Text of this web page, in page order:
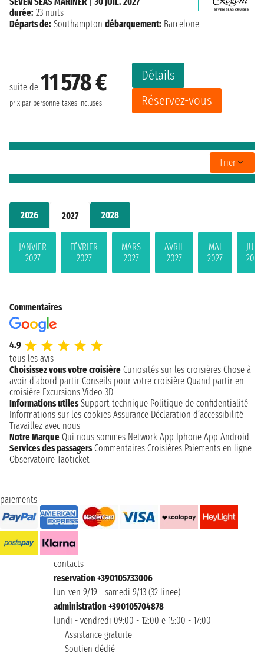
2026 2027 2028
JANVIER
2027
FÉVRIER
2027
MARS
2027
AVRIL
2027
MAI
2027
JUIN
2027
suite de 11 578 €
prix par personne taxes incluses
Détails
Réservez-vous
durée: 23 nuits
Départs de: Southampton débarquement: Barcelone
Trier
Commentaires
4.9
tous les avis
Choisissez vous votre croisière Curiosités sur les croisières Chose à
avoir d’abord partir Conseils pour votre croisière Quand partir en
croisière Excursions Video 3D
Informations utiles Support technique Politique de confidentialité
Informations sur les cookies Assurance Déclaration d’accessibilité
Travaillez avec nous
Notre Marque Qui nous sommes Network App Iphone App Android
Services des passagers Commentaires Croisières Paiements en ligne
Observatoire Taoticket
paiements
contacts
reservation +390105733006
lun-ven 9/19 - samedi 9/13 (32 linee)
administration +390105704878
lundi - vendredi 09:00 - 12:00 e 15:00 - 17:00
Assistance gratuite
Soutien dédié